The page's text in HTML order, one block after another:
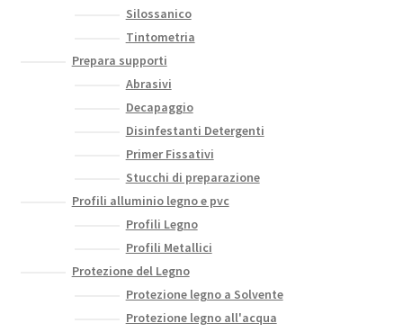
Silossanico
Tintometria
Prepara supporti
Abrasivi
Decapaggio
Disinfestanti Detergenti
Primer Fissativi
Stucchi di preparazione
Profili alluminio legno e pvc
Profili Legno
Profili Metallici
Protezione del Legno
Protezione legno a Solvente
Protezione legno all'acqua